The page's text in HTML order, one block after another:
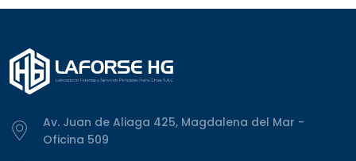
Av. Juan de Aliaga 425, Magdalena del Mar -
Oficina 509